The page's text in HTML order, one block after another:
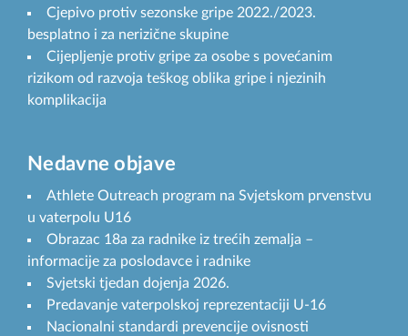
Cjepivo protiv sezonske gripe 2022./2023.
besplatno i za nerizične skupine
Cijepljenje protiv gripe za osobe s povećanim
rizikom od razvoja teškog oblika gripe i njezinih
komplikacija
Nedavne objave
Athlete Outreach program na Svjetskom prvenstvu
u vaterpolu U16
Obrazac 18a za radnike iz trećih zemalja –
informacije za poslodavce i radnike
Svjetski tjedan dojenja 2026.
Predavanje vaterpolskoj reprezentaciji U-16
Nacionalni standardi prevencije ovisnosti